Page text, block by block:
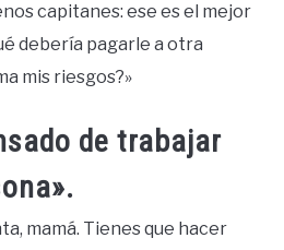
capitanes: ese es el mejor
debería pagarle a otra
mis riesgos?»
de trabajar
mamá. Tienes que hacer